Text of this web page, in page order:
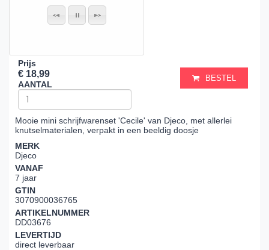
Prijs
€ 18,99
AANTAL
BESTEL
Mooie mini schrijfwarenset 'Cecile' van Djeco, met allerlei
knutselmaterialen, verpakt in een beeldig doosje
MERK
Djeco
VANAF
7 jaar
GTIN
3070900036765
ARTIKELNUMMER
DD03676
LEVERTIJD
direct leverbaar